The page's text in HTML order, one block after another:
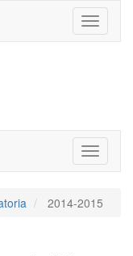
Toggle
2014-2015